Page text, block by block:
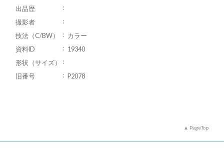
出品歴
撮影者
技法（C/BW）
カラー
資料ID
19340
形状（サイズ）
旧番号
P2078
PageTop